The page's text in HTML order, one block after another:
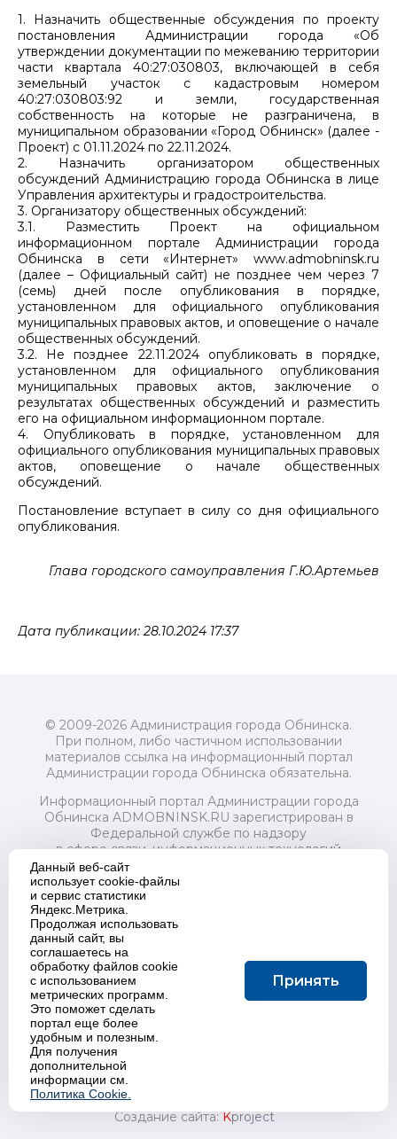
1. Назначить общественные обсуждения по проекту
постановления Администрации города «Об
утверждении документации по межеванию территории
части квартала 40:27:030803, включающей в себя
земельный участок с кадастровым номером
40:27:030803:92 и земли, государственная
собственность на которые не разграничена, в
муниципальном образовании «Город Обнинск» (далее -
Проект) с 01.11.2024 по 22.11.2024.
2. Назначить организатором общественных
обсуждений Администрацию города Обнинска в лице
Управления архитектуры и градостроительства.
3. Организатору общественных обсуждений:
3.1. Разместить Проект на официальном
информационном портале Администрации города
Обнинска в сети «Интернет» www.admobninsk.ru
(далее – Официальный сайт) не позднее чем через 7
(семь) дней после опубликования в порядке,
установленном для официального опубликования
муниципальных правовых актов, и оповещение о начале
общественных обсуждений.
3.2. Не позднее 22.11.2024 опубликовать в порядке,
установленном для официального опубликования
муниципальных правовых актов, заключение о
результатах общественных обсуждений и разместить
его на официальном информационном портале.
4. Опубликовать в порядке, установленном для
официального опубликования муниципальных правовых
актов, оповещение о начале общественных
обсуждений.
Постановление вступает в силу со дня официального
опубликования.
Глава городского самоуправления Г.Ю.Артемьев
Дата публикации: 28.10.2024 17:37
© 2009-2026 Администрация города Обнинска.
При полном, либо частичном использовании
материалов ссылка на информационный портал
Администрации города Обнинска обязательна.
Информационный портал Администрации города
Обнинска ADMOBNINSK.RU зарегистрирован в
Федеральной службе по надзору
в сфере связи, информационных технологий
и массовых коммуникаций (Роскомнадзор) 24 июля
2018 года.
Свидетельство о регистрации Эл № ФС77-73321
Учредитель: Администрация (исполнительно-
распорядительный орган) городского округа "Город
Обнинск". Главный редактор: Байкова Е.А.
Адрес электронной почты Редакции:
redactor@admobninsk.ru
Телефон Редакции: +7 (484) 395-85-85
Настоящий ресурс содержит материалы 18+
Политика в отношении обработки персональных
Создание сайта:Kproject
Данный веб-сайт
использует cookie-файлы
и сервис статистики
Яндекс.Метрика.
Продолжая использовать
данный сайт, вы
соглашаетесь на
обработку файлов cookie
с использованием
метрических программ.
Это поможет сделать
портал еще более
удобным и полезным.
Для получения
дополнительной
информации см.
Политика Cookie.
Принять